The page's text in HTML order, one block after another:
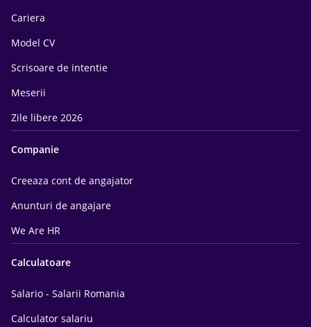
Cariera
Model CV
Scrisoare de intentie
Meserii
Zile libere 2026
Companie
Creeaza cont de angajator
Anunturi de angajare
We Are HR
Calculatoare
Salario - Salarii Romania
Calculator salariu